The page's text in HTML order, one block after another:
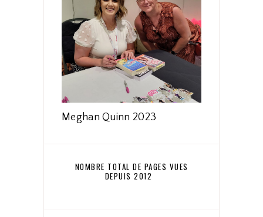
Meghan Quinn 2023
NOMBRE TOTAL DE PAGES VUES
DEPUIS 2012